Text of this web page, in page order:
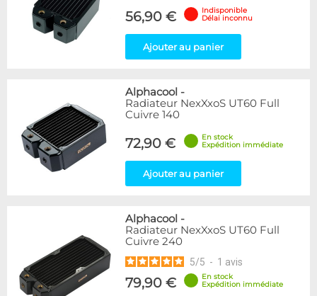
56,90 €
Indisponible
Délai inconnu
Ajouter au panier
Alphacool -
Radiateur NexXxoS UT60 Full
Cuivre 140
72,90 €
En stock
Expédition immédiate
Ajouter au panier
Alphacool -
Radiateur NexXxoS UT60 Full
Cuivre 240
5/5 - 1 avis
79,90 €
En stock
Expédition immédiate